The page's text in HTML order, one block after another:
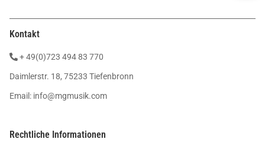
Kontakt
+ 49(0)723 494 83 770
Daimlerstr. 18, 75233 Tiefenbronn
Email: info@mgmusik.com
Rechtliche Informationen